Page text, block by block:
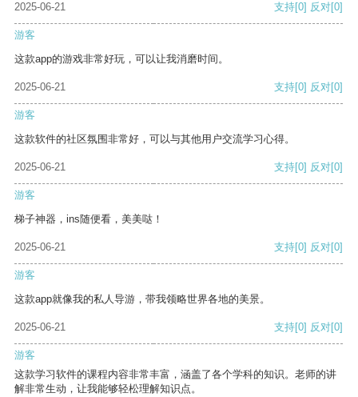
2025-06-21 支持[0] 反对[0]
游客
这款app的游戏非常好玩，可以让我消磨时间。
2025-06-21 支持[0] 反对[0]
游客
这款软件的社区氛围非常好，可以与其他用户交流学习心得。
2025-06-21 支持[0] 反对[0]
游客
梯子神器，ins随便看，美美哒！
2025-06-21 支持[0] 反对[0]
游客
这款app就像我的私人导游，带我领略世界各地的美景。
2025-06-21 支持[0] 反对[0]
游客
这款学习软件的课程内容非常丰富，涵盖了各个学科的知识。老师的讲
解非常生动，让我能够轻松理解知识点。